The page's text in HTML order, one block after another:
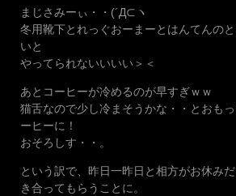
まじさみーぃ・・(´Д⊂ヽ
冬用靴下とれっぐおーまーとはんてんの
いと
やってられないいいい＞＜
あとコーヒーが冷めるのが早すぎｗｗ
猫舌なので少し冷まそうかな・・とおも
ーヒーに！
おそろしす・・。
という訳で、昨日一昨日と相方がお休み
き合ってもらうことに。